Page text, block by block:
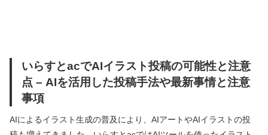
いらすとacでAIイラスト投稿の可能性と注意
点 – AIを活用した投稿手法や最新事情と注意
事項
AIによるイラスト生成の普及により、AIアートやAIイラストの投